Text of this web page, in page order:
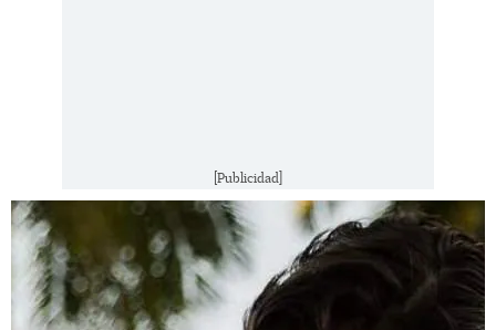
[Publicidad]